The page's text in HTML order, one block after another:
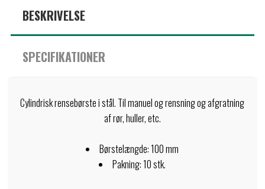
BESKRIVELSE
SPECIFIKATIONER
Cylindrisk rensebørste i stål. Til manuel og rensning og afgratning
af rør, huller, etc.
Børstelængde: 100 mm
Pakning: 10 stk.